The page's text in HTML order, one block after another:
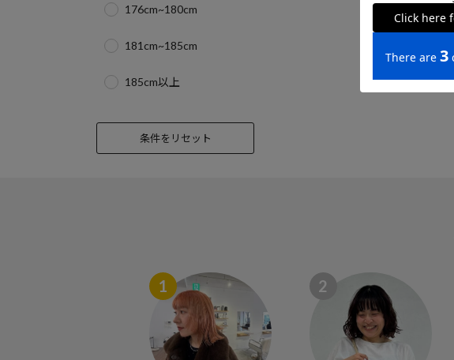
176cm~180cm
181cm~185cm
185cm以上
条件をリセット
1 2